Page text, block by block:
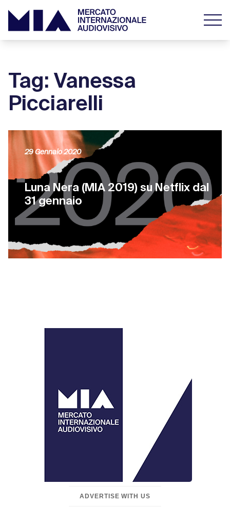
Tag: Vanessa
Picciarelli
Luna Nera (MIA 2019) su Netflix dal
31 gennaio
29 Gennaio 2020
ADVERTISE WITH US